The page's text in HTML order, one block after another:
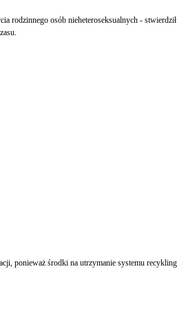
osób nieheteroseksualnych -
ponieważ środki na utrzymanie systemu